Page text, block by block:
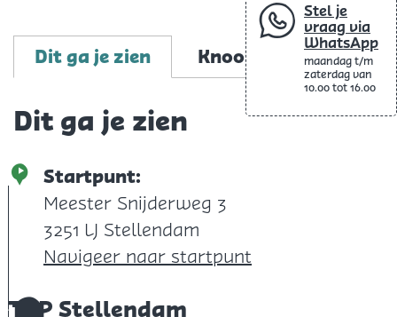
Stel je
vraag via
WhatsApp
maandag t/m
zaterdag van
10.00 tot 16.00
Dit ga je zien Knooppunten
Dit ga je zien
Startpunt:
Meester Snijderweg 3
3251 LJ Stellendam
Navigeer naar startpunt
1
TOP Stellendam